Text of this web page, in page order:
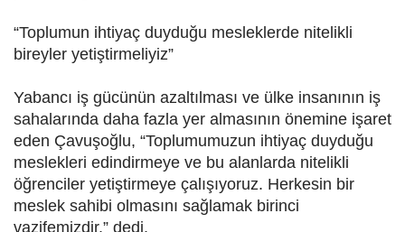
“Toplumun ihtiyaç duyduğu mesleklerde nitelikli
bireyler yetiştirmeliyiz”
Yabancı iş gücünün azaltılması ve ülke insanının iş
sahalarında daha fazla yer almasının önemine işaret
eden Çavuşoğlu, “Toplumumuzun ihtiyaç duyduğu
meslekleri edindirmeye ve bu alanlarda nitelikli
öğrenciler yetiştirmeye çalışıyoruz. Herkesin bir
meslek sahibi olmasını sağlamak birinci
vazifemizdir.” dedi.